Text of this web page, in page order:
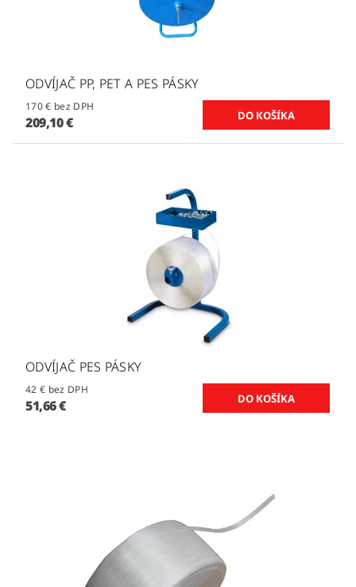
ODVÍJAČ PP, PET A PES PÁSKY
170 € bez DPH
209,10 €
ODVÍJAČ PES PÁSKY
42 € bez DPH
51,66 €